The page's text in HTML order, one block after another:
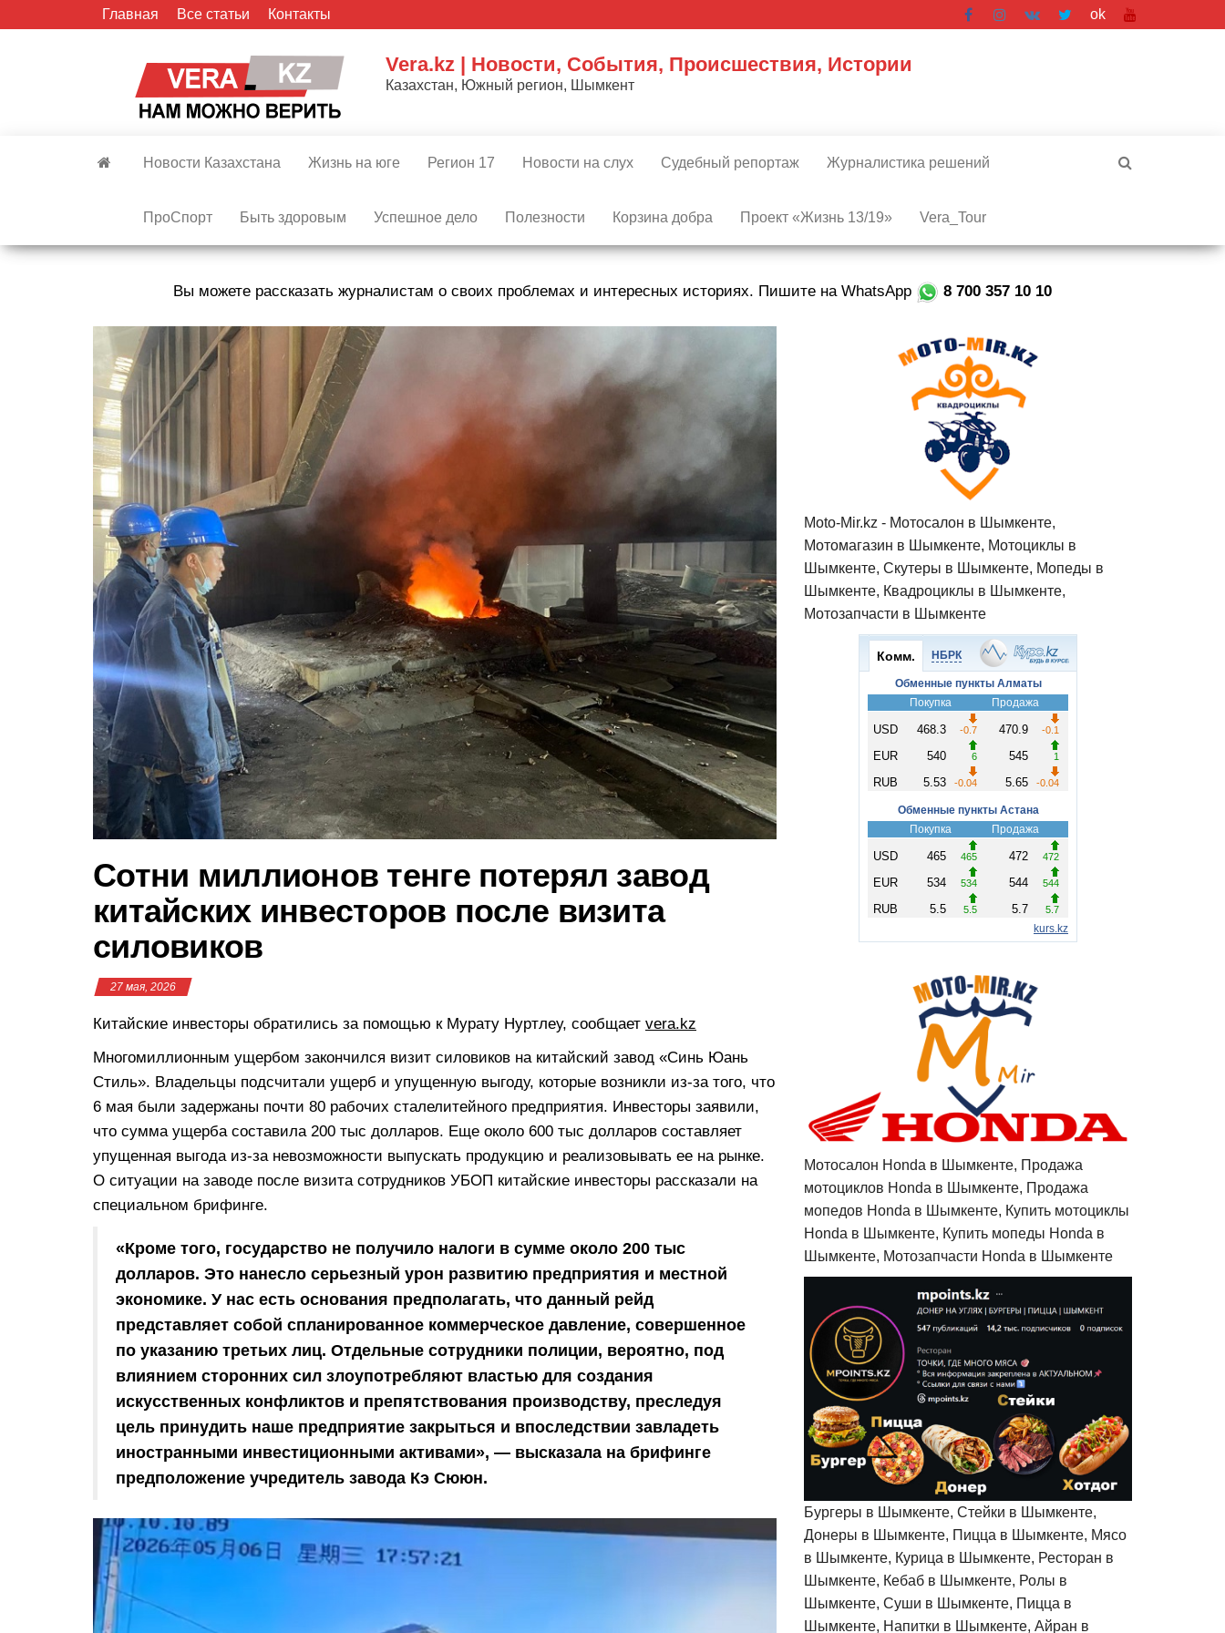
Главная Все статьи Контакты ok
Vera.kz | Новости, События, Происшествия, Истории
Казахстан, Южный регион, Шымкент
Новости Казахстана Жизнь на юге Регион 17 Новости на слух Судебный репортаж Журналистика решений
ПроСпорт Быть здоровым Успешное дело Полезности Корзина добра Проект «Жизнь 13/19» Vera_Tour
Вы можете рассказать журналистам о своих проблемах и интересных историях. Пишите на WhatsApp 8 700 357 10 10
Сотни миллионов тенге потерял завод
китайских инвесторов после визита
силовиков
27 мая, 2026
Китайские инвесторы обратились за помощью к Мурату Нуртлеу, сообщает vera.kz
Многомиллионным ущербом закончился визит силовиков на китайский завод «Синь Юань
Стиль». Владельцы подсчитали ущерб и упущенную выгоду, которые возникли из-за того, что
6 мая были задержаны почти 80 рабочих сталелитейного предприятия. Инвесторы заявили,
что сумма ущерба составила 200 тыс долларов. Еще около 600 тыс долларов составляет
упущенная выгода из-за невозможности выпускать продукцию и реализовывать ее на рынке.
О ситуации на заводе после визита сотрудников УБОП китайские инвесторы рассказали на
специальном брифинге.
«Кроме того, государство не получило налоги в сумме около 200 тыс
долларов. Это нанесло серьезный урон развитию предприятия и местной
экономике. У нас есть основания предполагать, что данный рейд
представляет собой спланированное коммерческое давление, совершенное
по указанию третьих лиц. Отдельные сотрудники полиции, вероятно, под
влиянием сторонних сил злоупотребляют властью для создания
искусственных конфликтов и препятствования производству, преследуя
цель принудить наше предприятие закрыться и впоследствии завладеть
иностранными инвестиционными активами», — высказала на брифинге
предположение учредитель завода Кэ Сююн.
Moto-Mir.kz - Мотосалон в Шымкенте,
Мотомагазин в Шымкенте, Мотоциклы в
Шымкенте, Скутеры в Шымкенте, Мопеды в
Шымкенте, Квадроциклы в Шымкенте,
Мотозапчасти в Шымкенте
Мотосалон Honda в Шымкенте, Продажа
мотоциклов Honda в Шымкенте, Продажа
мопедов Honda в Шымкенте, Купить мотоциклы
Honda в Шымкенте, Купить мопеды Honda в
Шымкенте, Мотозапчасти Honda в Шымкенте
Бургеры в Шымкенте, Стейки в Шымкенте,
Донеры в Шымкенте, Пицца в Шымкенте, Мясо
в Шымкенте, Курица в Шымкенте, Ресторан в
Шымкенте, Кебаб в Шымкенте, Ролы в
Шымкенте, Суши в Шымкенте, Пицца в
Шымкенте, Напитки в Шымкенте, Айран в